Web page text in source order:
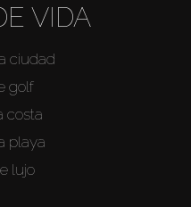
VIDA
ciudad
golf
costa
playa
lujo